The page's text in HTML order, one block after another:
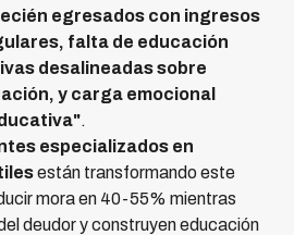
egresados con ingresos
falta de educación
desalineadas sobre
y carga emocional
.
especializados en
están transformando este
mora en 40-55% mientras
deudor y construyen educación